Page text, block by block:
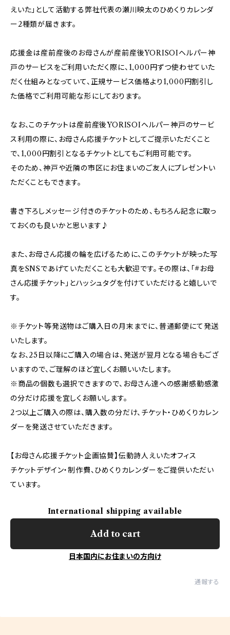
えいた」として活動する弊社代表の瀬川映太のひめくりカレンダ
ー2種類が届きます。
応援金は産前産後のお母さんが産前産後YORISOIヘルパー神
戸のサービスをご利用いただく際に、1,000円ずつ使わせていた
だく仕組みとなっていて、正規サービス価格より1,000円割引し
た価格でご利用可能な形にしております。
なお、このチケットは産前産後YORISOIヘルパー神戸のサービ
ス利用の際に、お母さん応援チケットとしてご提示いただくこと
で、1,000円割引となるチケットとしてもご利用可能です。
そのため、神戸や近隣の市区にお住まいのご友人にプレゼントい
ただくこともできます。
書き下ろしメッセージ付きのチケットのため、もちろん記念に取っ
ておくのも良いかと思います♪
また、お母さん応援の輪を広げるために、このチケットが映った写
真をSNSであげていただくことも大歓迎です。その際は、「#お母
さん応援チケット」とハッシュタグを付けていただけると嬉しいで
す。
※チケット等発送物はご購入日の月末までに、普通郵便にて発送
いたします。
なお、25日以降にご購入の場合は、発送が翌月となる場合もござ
いますので、ご理解のほど宜しくお願いいたします。
※商品の個数も選択できますので、お母さん達への感謝感動感激
の分だけ応援を宜しくお願いします。
2つ以上ご購入の際は、購入数の分だけ、チケット・ひめくりカレン
ダーを発送させていただきます。
【お母さん応援チケット企画協賛】伝動詩人えいたオフィス
チケットデザイン・制作費、ひめくりカレンダーをご提供いただい
ています。
International shipping available
Add to cart
日本国内にお住まいの方向け
通報する